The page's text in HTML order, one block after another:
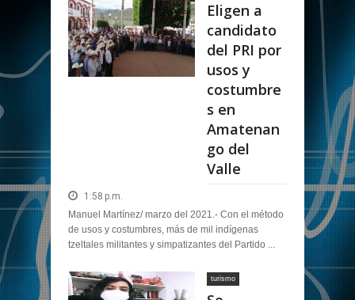
Eligen a
candidato
del PRI por
usos y
costumbre
s en
Amatenan
go del
Valle
1:58 p.m.
Manuel Martínez/ marzo del 2021.- Con el método
de usos y costumbres, más de mil indígenas
tzeltales militantes y simpatizantes del Partido ...
turismo